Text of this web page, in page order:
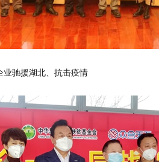
业驰援湖北、抗击疫情